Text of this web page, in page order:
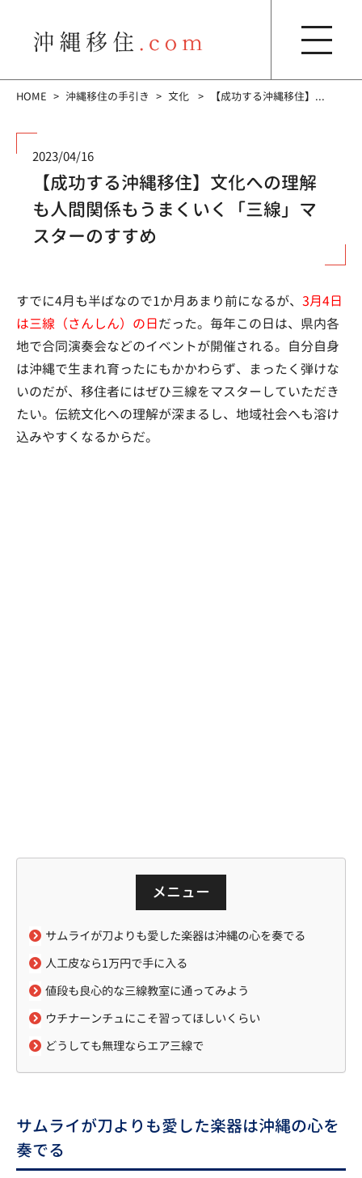
HOME 沖縄移住の手引き 文化 【成功する沖縄移住】...
2023/04/16
【成功する沖縄移住】文化への理解
も人間関係もうまくいく「三線」マ
スターのすすめ
すでに4月も半ばなので1か月あまり前になるが、 3月4日
は三線（さんしん）の日だった。毎年この日は、県内各
地で合同演奏会などのイベントが開催される。自分自身
は沖縄で生まれ育ったにもかかわらず、まったく弾けな
いのだが、移住者にはぜひ三線をマスターしていただき
たい。伝統文化への理解が深まるし、地域社会へも溶け
込みやすくなるからだ。
メニュー
サムライが刀よりも愛した楽器は沖縄の心を奏でる
人工皮なら1万円で手に入る
値段も良心的な三線教室に通ってみよう
ウチナーンチュにこそ習ってほしいくらい
どうしても無理ならエア三線で
サムライが刀よりも愛した楽器は沖縄の心を
奏でる